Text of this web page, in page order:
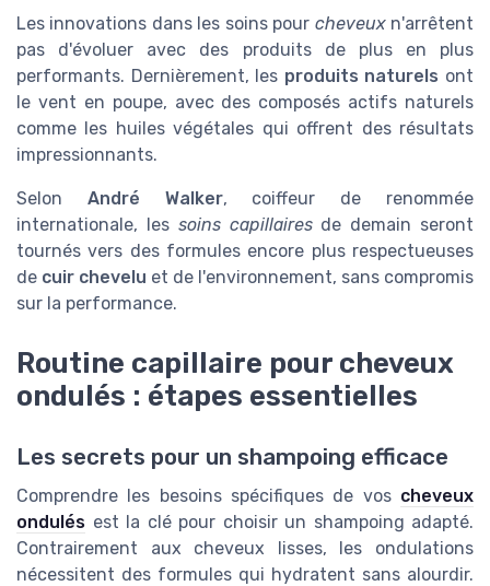
Les innovations dans les soins pour cheveuxn'arrêtent
pas d'évoluer avec des produits de plus en plus
performants. Dernièrement, les produits naturels ont
le vent en poupe, avec des composés actifs naturels
comme les huiles végétales qui offrent des résultats
impressionnants.
Selon André Walker, coiffeur de renommée
internationale, les soins capillairesde demain seront
tournés vers des formules encore plus respectueuses
de cuir chevelu et de l'environnement, sans compromis
sur la performance.
Routine capillaire pour cheveux
ondulés : étapes essentielles
Les secrets pour un shampoing efficace
Comprendre les besoins spécifiques de vos cheveux
ondulés est la clé pour choisir un shampoing adapté.
Contrairement aux cheveux lisses, les ondulations
nécessitent des formules qui hydratent sans alourdir.